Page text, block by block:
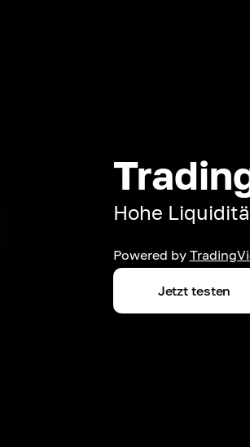
Hohe
Powered by
Jetzt testen